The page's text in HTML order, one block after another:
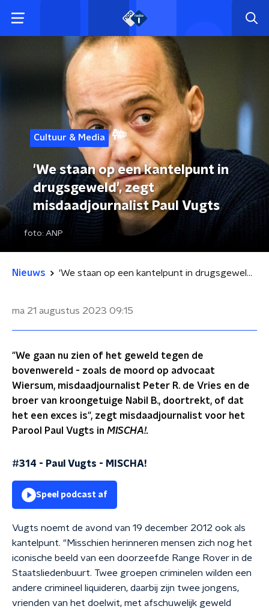
Cultuur & Media
'We staan op een kantelpunt in
drugsgeweld', zegt
misdaadjournalist Paul Vugts
foto: ANP
Nieuws 'We staan op een kantelpunt in drugsgeweld', zegt misdaadjournalist Paul Vugts
ma 21 augustus 2023 09:15
"We gaan nu zien of het geweld tegen de
bovenwereld - zoals de moord op advocaat
Wiersum, misdaadjournalist Peter R. de Vries en de
broer van kroongetuige Nabil B., doortrekt, of dat
het een exces is", zegt misdaadjournalist voor het
Parool Paul Vugts in MISCHA!.
#314 - Paul Vugts - MISCHA!
Speel podcast af
Vugts noemt de avond van 19 december 2012 ook als
kantelpunt. "Misschien herinneren mensen zich nog het
iconische beeld van een doorzeefde Range Rover in de
Staatsliedenbuurt. Twee groepen criminelen wilden een
andere crimineel liquideren, daarbij zijn twee jongens,
vrienden van het doelwit, met afschuwelijk geweld